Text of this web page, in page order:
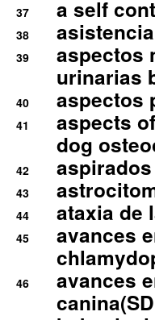
37 a self
38
39
aspectos
urinarias
40 aspectos
41
aspects
dog
42
43
44 ataxia de
45
avances
46
avances